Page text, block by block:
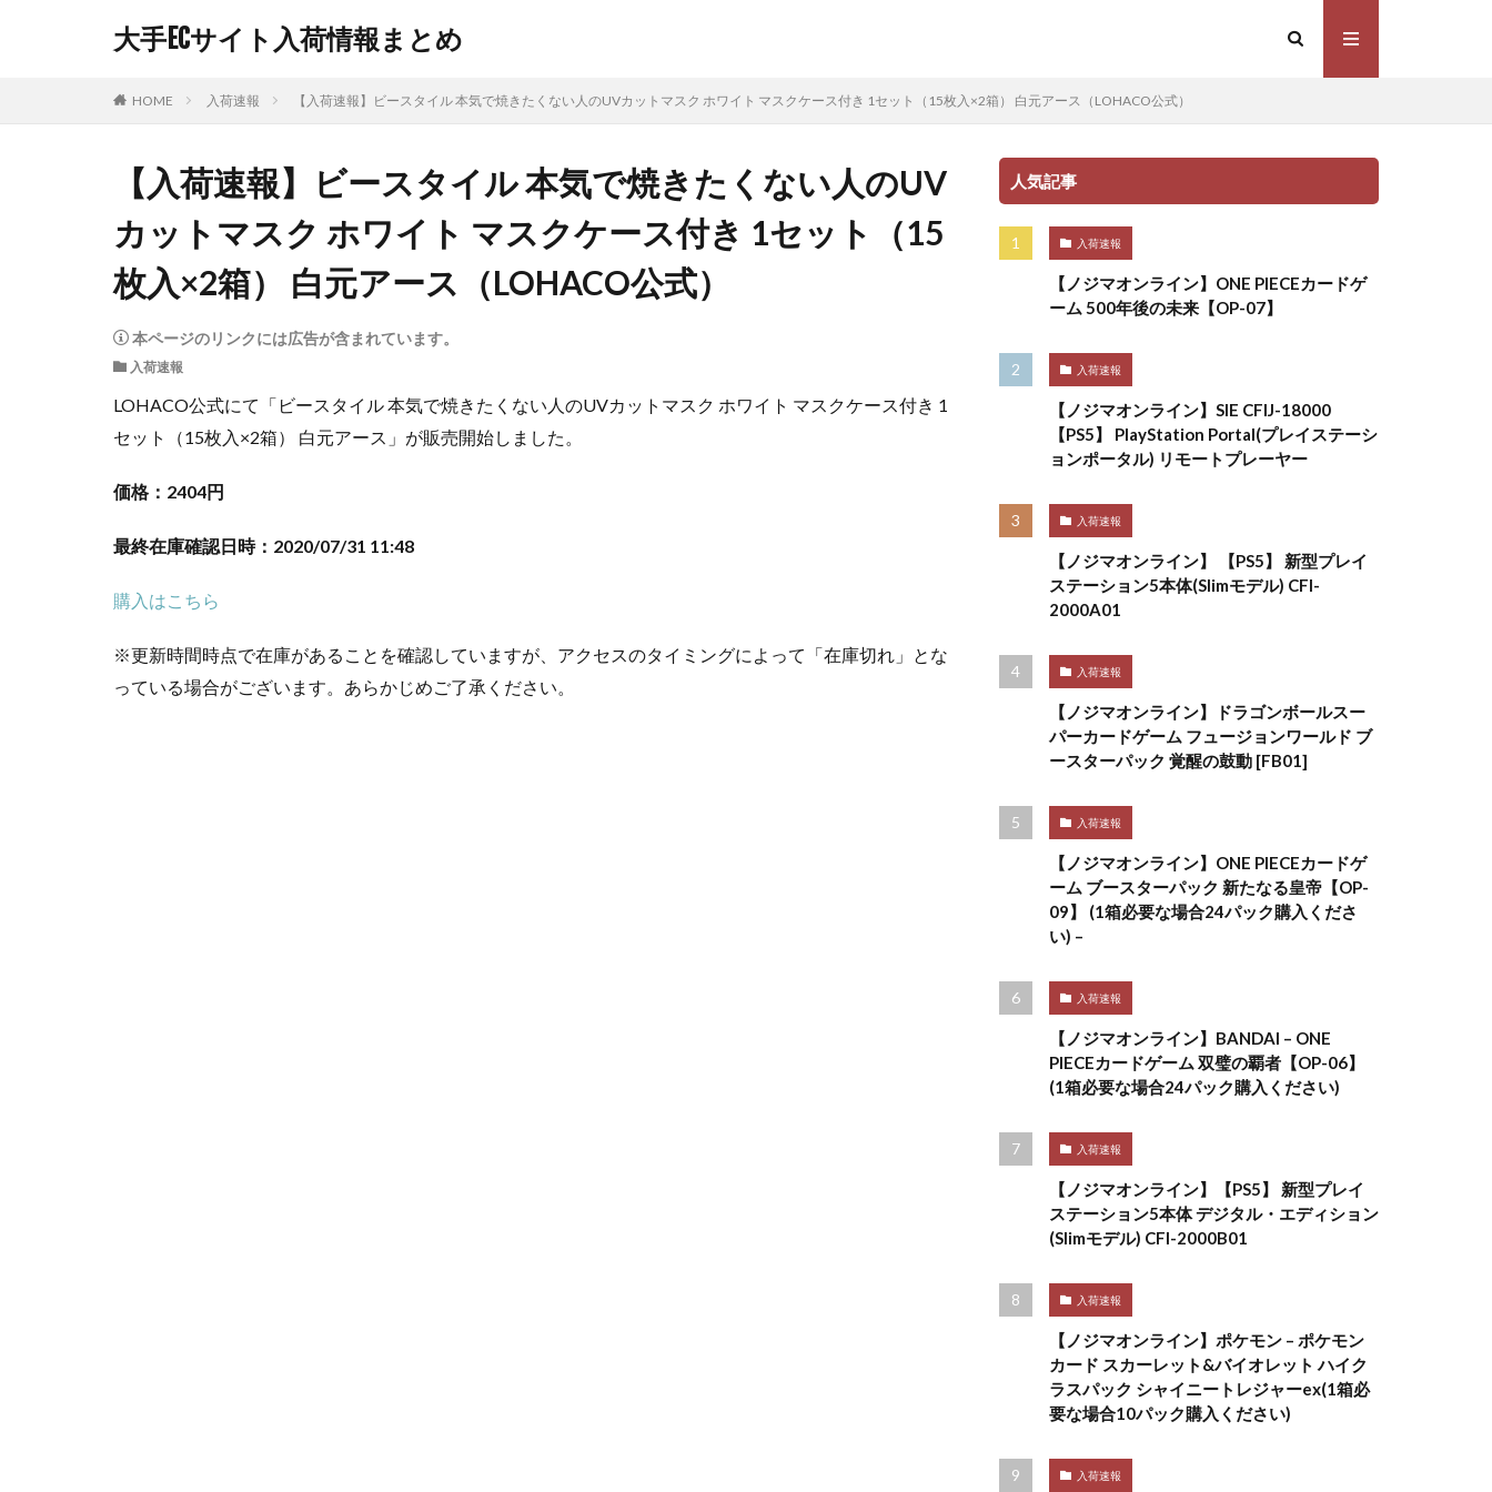
大手ECサイト入荷情報まとめ
HOME 入荷速報 【入荷速報】ビースタイル 本気で焼きたくない人のUVカットマスク ホワイト マスクケース付き 1セット（15枚入×2箱） 白元アース（LOHACO公式）
【入荷速報】ビースタイル 本気で焼きたくない人のUV
カットマスク ホワイト マスクケース付き 1セット（15
枚入×2箱） 白元アース（LOHACO公式）
本ページのリンクには広告が含まれています。
入荷速報
LOHACO公式にて「ビースタイル 本気で焼きたくない人のUVカットマスク ホワイト マスクケース付き 1
セット（15枚入×2箱） 白元アース」が販売開始しました。
価格：2404円
最終在庫確認日時：2020/07/31 11:48
購入はこちら
※更新時間時点で在庫があることを確認していますが、アクセスのタイミングによって「在庫切れ」とな
っている場合がございます。あらかじめご了承ください。
人気記事
入荷速報
【ノジマオンライン】ONE PIECEカードゲ
ーム 500年後の未来【OP-07】
入荷速報
【ノジマオンライン】SIE CFIJ-18000
【PS5】 PlayStation Portal(プレイステーシ
ョンポータル) リモートプレーヤー
入荷速報
【ノジマオンライン】 【PS5】 新型プレイ
ステーション5本体(Slimモデル) CFI-
2000A01
入荷速報
【ノジマオンライン】ドラゴンボールスー
パーカードゲーム フュージョンワールド ブ
ースターパック 覚醒の鼓動 [FB01]
入荷速報
【ノジマオンライン】ONE PIECEカードゲ
ーム ブースターパック 新たなる皇帝【OP-
09】 (1箱必要な場合24パック購入くださ
い) –
入荷速報
【ノジマオンライン】BANDAI – ONE
PIECEカードゲーム 双璧の覇者【OP-06】
(1箱必要な場合24パック購入ください)
入荷速報
【ノジマオンライン】【PS5】 新型プレイ
ステーション5本体 デジタル・エディション
(Slimモデル) CFI-2000B01
入荷速報
【ノジマオンライン】ポケモン – ポケモン
カード スカーレット&バイオレット ハイク
ラスパック シャイニートレジャーex(1箱必
要な場合10パック購入ください)
入荷速報